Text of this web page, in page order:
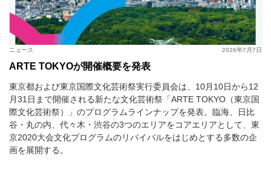
2026年7月7日
ニュース
ARTE TOKYOが開催概要を発表
東京都および東京国際文化芸術祭実行委員会は、10月10日から12
月31日まで開催される新たな文化芸術祭「ARTE TOKYO（東京国
際文化芸術祭）」のプログラムラインナップを発表。臨海、日比
谷・丸の内、代々木・渋谷の3つのエリアをコアエリアとして、東
京2020大会文化プログラムのリバイバルをはじめとする多数の企
画を展開する。